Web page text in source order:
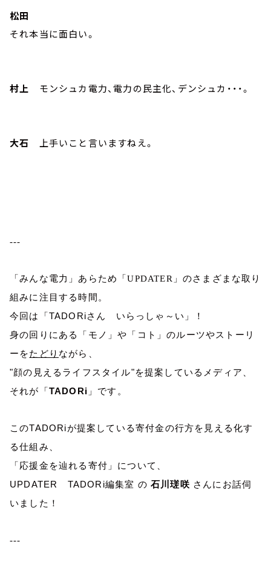
松田
それ本当に面白い。
村上 モンシュカ電力、電力の民主化、デンシュカ・・・。
大石 上手いこと言いますねえ。
---
「みんな電力」あらため「UPDATER 」のさまざまな取り
組みに注目する時間。
今回は「TADORiさん いらっしゃ～い」！
身の回りにある「モノ」や「コト」のルーツやストーリ
ーをたどり ながら、
"顔の見えるライフスタイル"を提案しているメディア、
それが「TADORi 」です。
このTADORiが提案している寄付金の行方を見える化す
る仕組み、
「応援金を辿れる寄付」について、
UPDATER
TADORi編集室 の石川瑳咲 さんにお話伺
いました！
---